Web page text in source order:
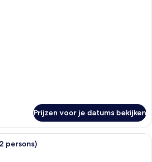
Prijzen voor je datums bekijken
Een kluis op de kamer, een
persons)